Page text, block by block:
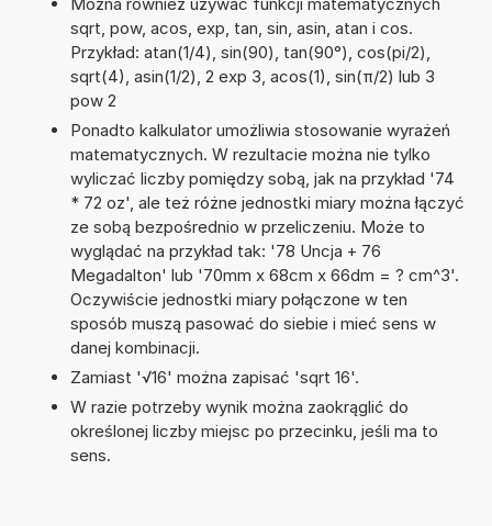
sqrt, pow, acos, exp, tan, sin, asin, atan i cos.
Przykład: atan(1/4), sin(90), tan(90°), cos(pi/2),
sqrt(4), asin(1/2), 2 exp 3, acos(1), sin(π/2) lub 3
pow 2
Ponadto kalkulator umożliwia stosowanie wyrażeń
matematycznych. W rezultacie można nie tylko
wyliczać liczby pomiędzy sobą, jak na przykład '74
* 72 oz', ale też różne jednostki miary można łączyć
ze sobą bezpośrednio w przeliczeniu. Może to
wyglądać na przykład tak: '78 Uncja + 76
Megadalton' lub '70mm x 68cm x 66dm = ? cm^3'.
Oczywiście jednostki miary połączone w ten
sposób muszą pasować do siebie i mieć sens w
danej kombinacji.
Zamiast '√16' można zapisać 'sqrt 16'.
W razie potrzeby wynik można zaokrąglić do
określonej liczby miejsc po przecinku, jeśli ma to
sens.